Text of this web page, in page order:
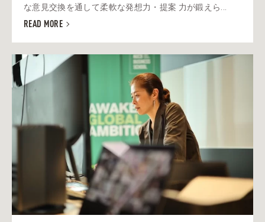
な意見交換を通して柔軟な発想力・提案 力が鍛えら...
READ MORE